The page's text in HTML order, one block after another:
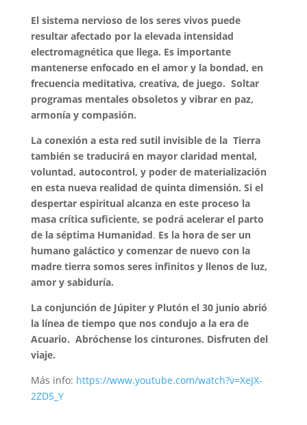
El sistema nervioso de los seres vivos puede
resultar afectado por la elevada intensidad
electromagnética que llega. Es importante
mantenerse enfocado en el amor y la bondad, en
frecuencia meditativa, creativa, de juego. Soltar
programas mentales obsoletos y vibrar en paz,
armonía y compasión.
La conexión a esta red sutil invisible de la Tierra
también se traducirá en mayor claridad mental,
voluntad, autocontrol, y poder de materialización
en esta nueva realidad de quinta dimensión. Si el
despertar espiritual alcanza en este proceso la
masa crítica suficiente, se podrá acelerar el parto
de la séptima Humanidad. Es la hora de ser un
humano galáctico y comenzar de nuevo con la
madre tierra somos seres infinitos y llenos de luz,
amor y sabiduría.
La conjunción de Júpiter y Plutón el 30 junio abrió
la línea de tiempo que nos condujo a la era de
Acuario. Abróchense los cinturones. Disfruten del
viaje.
Más info: https://www.youtube.com/watch?v=XeJX-
2ZD5_Y